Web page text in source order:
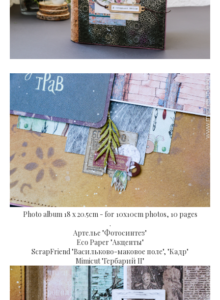
Photo album 18 x 20.5cm - for 10x10cm photos, 10 pages
.
Артелье "Фотосинтез"
Eco Paper "Акценты"
ScrapFriend "Васильково-маковое поле", "Кадр"
Mimicut "Гербарий II"